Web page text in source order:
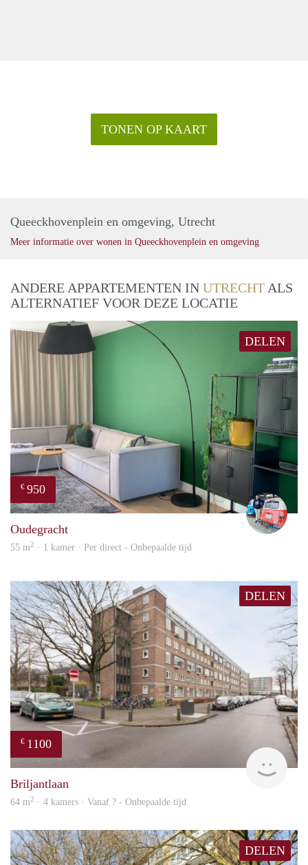
TONEN OP KAART
Queeckhovenplein en omgeving, Utrecht
Meer informatie over wonen in Queeckhovenplein en omgeving
ANDERE APPARTEMENTEN IN UTRECHT ALS
ALTERNATIEF VOOR DEZE LOCATIE
DELEN
€ 950
Oudegracht
55 m2 · 1 kamer · Per direct - Onbepaalde tijd
DELEN
€ 1100
Briljantlaan
64 m2 · 4 kamers · Vanaf ? - Onbepaalde tijd
DELEN